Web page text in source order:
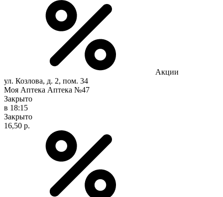
Акции
ул. Козлова, д. 2, пом. 34
Моя Аптека Аптека №47
Закрыто
в 18:15
Закрыто
16,50 р.